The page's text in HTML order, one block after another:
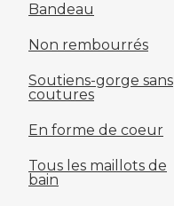
Bandeau
Non rembourrés
Soutiens-gorge sans
coutures
En forme de coeur
Tous les maillots de
bain